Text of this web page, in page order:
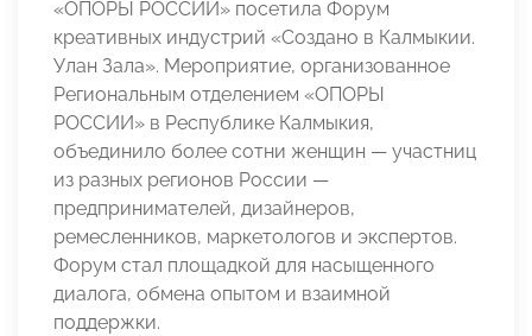
«ОПОРЫ РОССИИ» посетила Форум
креативных индустрий «Создано в Калмыкии.
Улан Зала». Мероприятие, организованное
Региональным отделением «ОПОРЫ
РОССИИ» в Республике Калмыкия,
объединило более сотни женщин — участниц
из разных регионов России —
предпринимателей, дизайнеров,
ремесленников, маркетологов и экспертов.
Форум стал площадкой для насыщенного
диалога, обмена опытом и взаимной
поддержки.